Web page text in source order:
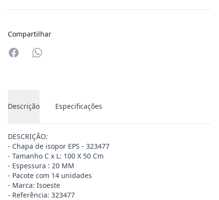
Compartilhar
Compartilhar no Whatsapp
Descrição Especificações
DESCRIÇÃO:
- Chapa de isopor EPS - 323477
- Tamanho C x L: 100 X 50 Cm
- Espessura : 20 MM
- Pacote com 14 unidades
- Marca: Isoeste
- Referência: 323477